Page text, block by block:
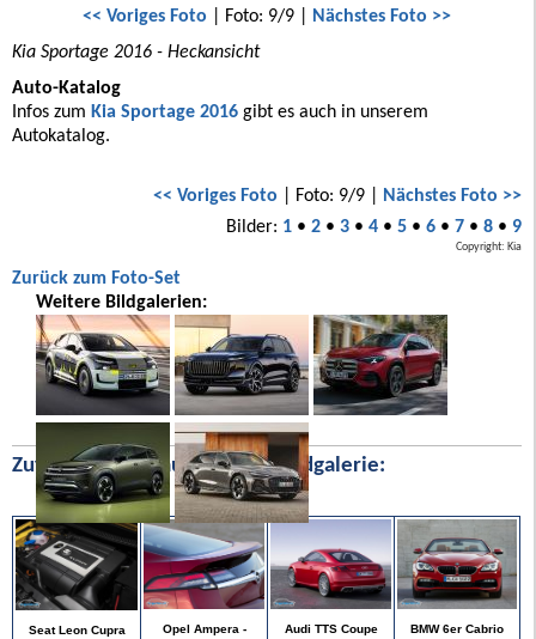
<< Voriges Foto | Foto: 9/9 | Nächstes Foto >>
Kia Sportage 2016 - Heckansicht
Auto-Katalog
Infos zum Kia Sportage 2016 gibt es auch in unserem
Autokatalog.
<< Voriges Foto | Foto: 9/9 | Nächstes Foto >>
Bilder: 1• 2• 3• 4• 5• 6• 7• 8• 9
Copyright: Kia
Zurück zum Foto-Set
Weitere Bildgalerien:
Zufällige Bilder aus unserer Bildgalerie:
Seat Leon Cupra
Opel Ampera -
Audi TTS Coupe
BMW 6er Cabrio